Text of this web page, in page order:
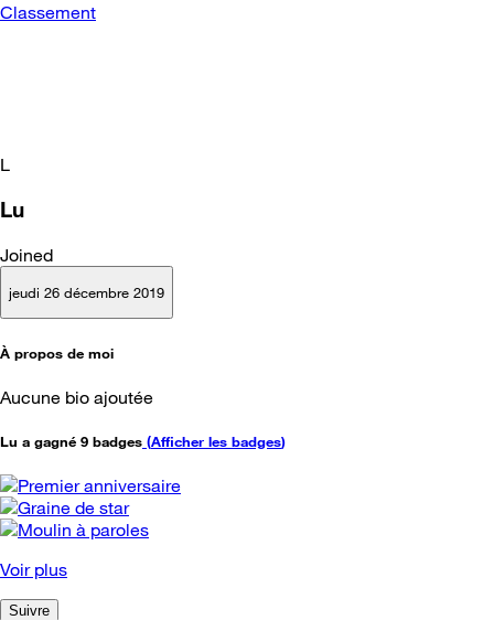
Classement
L
Lu
Joined
jeudi 26 décembre 2019
À propos de moi
Aucune bio ajoutée
Lu a gagné 9 badges (Afficher les badges)
Voir plus
Suivre